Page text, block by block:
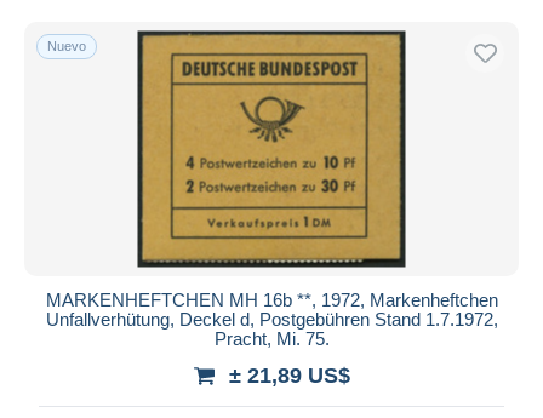
Envío gratis
Métodos de pago
Transferencia bancaria
Mastercard
Bancontact
Maestro
Nuevo
MARKENHEFTCHEN MH 16b **, 1972, Markenheftchen
Unfallverhütung, Deckel d, Postgebühren Stand 1.7.1972,
Pracht, Mi. 75.
± 21,89 US$